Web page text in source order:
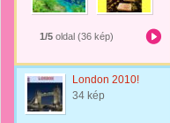
1/5 oldal (36 kép)
London 2010!
34 kép